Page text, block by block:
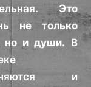
Это
не только
но и души. В
и